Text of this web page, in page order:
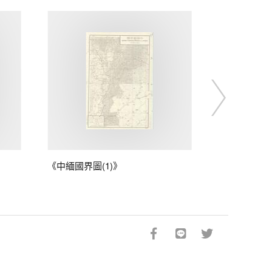
《中緬國界圖(1)》